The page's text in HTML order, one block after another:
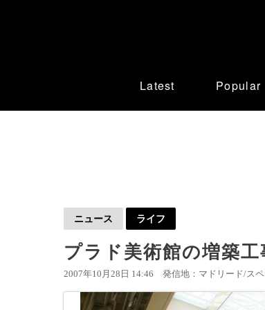
Latest Popular
ニュース ライフ
プラド美術館の増築
2007年10月28日 14:46 発信地：マドリード/ス